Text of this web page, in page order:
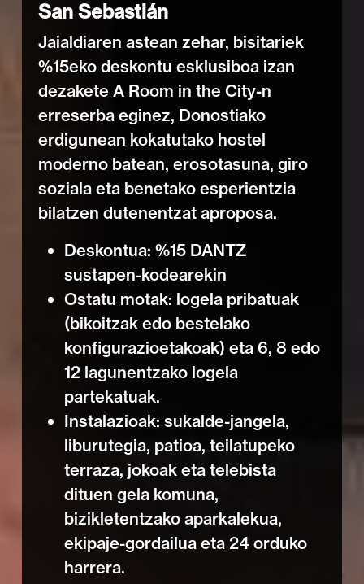
San Sebastián
Jaialdiaren astean zehar, bisitariek
%15eko deskontu esklusiboa izan
dezakete A Room in the City-n
erreserba eginez, Donostiako
erdigunean kokatutako hostel
moderno batean, erosotasuna, giro
soziala eta benetako esperientzia
bilatzen dutenentzat aproposa.
Deskontua: %15 DANTZ
sustapen-kodearekin
Ostatu motak: logela pribatuak
(bikoitzak edo bestelako
konfigurazioetakoak) eta 6, 8 edo
12 lagunentzako logela
partekatuak.
Instalazioak: sukalde-jangela,
liburutegia, patioa, teilatupeko
terraza, jokoak eta telebista
dituen gela komuna,
bizikletentzako aparkalekua,
ekipaje-gordailua eta 24 orduko
harrera.